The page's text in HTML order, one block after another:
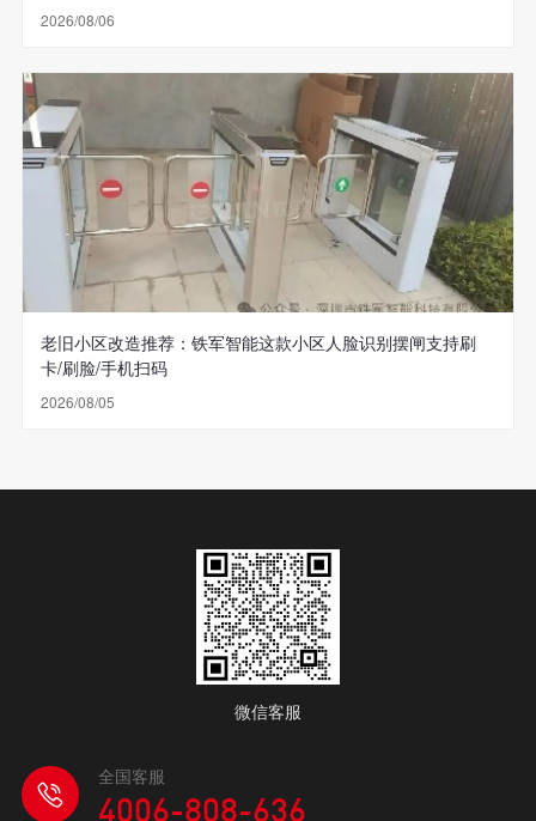
2026/08/06
老旧小区改造推荐：铁军智能这款小区人脸识别摆闸支持刷
卡/刷脸/手机扫码
2026/08/05
微信客服
全国客服
4006-808-636